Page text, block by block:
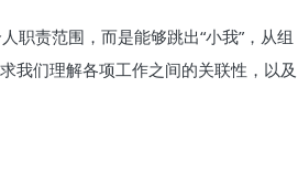
职责范围，而是能够跳出“小我”，从组
我们理解各项工作之间的关联性，以及